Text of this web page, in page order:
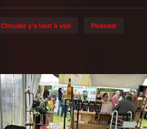
Circulez y'a tout à voir Podcast